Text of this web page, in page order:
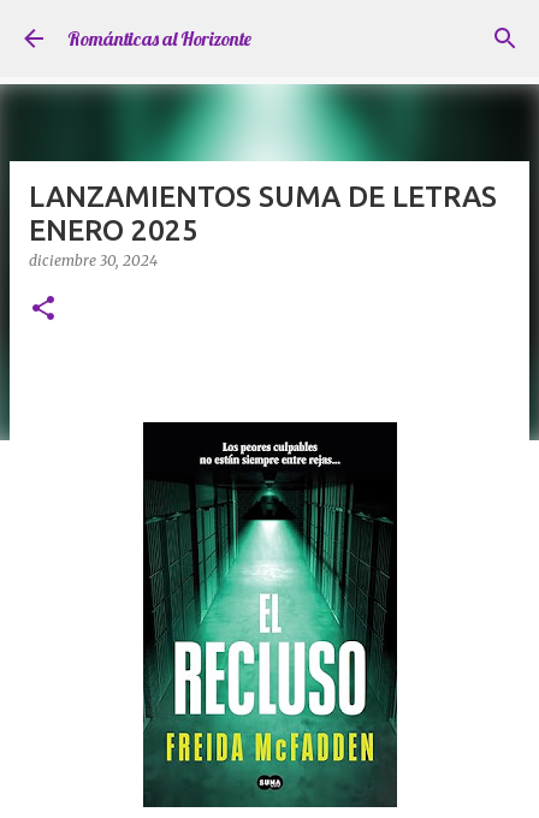
Ir al contenido principal
Románticas al Horizonte
LANZAMIENTOS SUMA DE LETRAS
ENERO 2025
diciembre 30, 2024